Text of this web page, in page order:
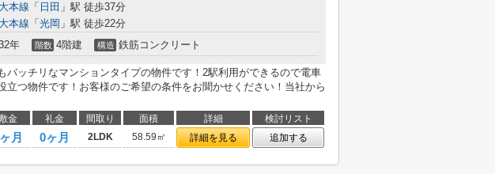
本線 「 日田 」駅 徒歩37分
本線 「 光岡 」駅 徒歩22分
年 階数 4階建 構造 鉄筋コンクリート
バッチリなマンションタイプの物件です！2駅利用ができるので電車
立つ物件です！お客様のご希望の条件をお聞かせください！当社から
金 礼金 間取り 面積 詳細
検討リスト
月 0ヶ月 2LDK 58.59㎡ 詳細を見る 追加する